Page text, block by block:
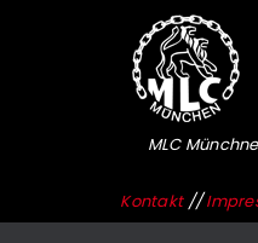
MLC
Kontakt//